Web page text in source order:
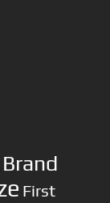
Brand
First